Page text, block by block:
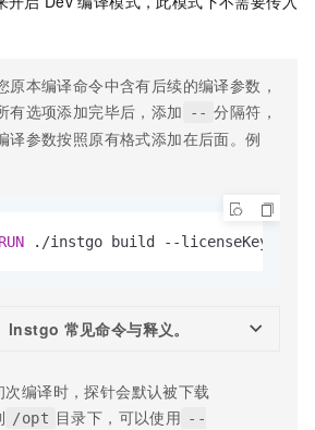
原本编译命令中含有后续的编译参数，
有选项添加完毕后，添加
-- 分隔符，
译参数按照原有格式添加在后面。例
RUN ./instgo build --licenseKey=
lnstgo 常见命令与释义。
次编译时，探针会默认被下载
/opt 目录下，可以使用 --